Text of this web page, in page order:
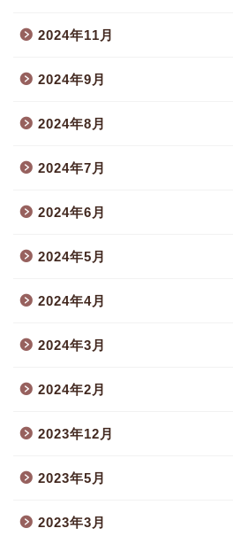
2024年11月
2024年9月
2024年8月
2024年7月
2024年6月
2024年5月
2024年4月
2024年3月
2024年2月
2023年12月
2023年5月
2023年3月